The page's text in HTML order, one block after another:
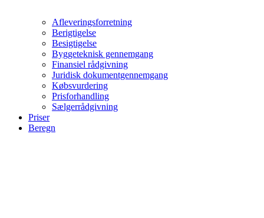
Afleveringsforretning
Berigtigelse
Besigtigelse
Byggeteknisk gennemgang
Finansiel rådgivning
Juridisk dokumentgennemgang
Købsvurdering
Prisforhandling
Sælgerrådgivning
Priser
Beregn